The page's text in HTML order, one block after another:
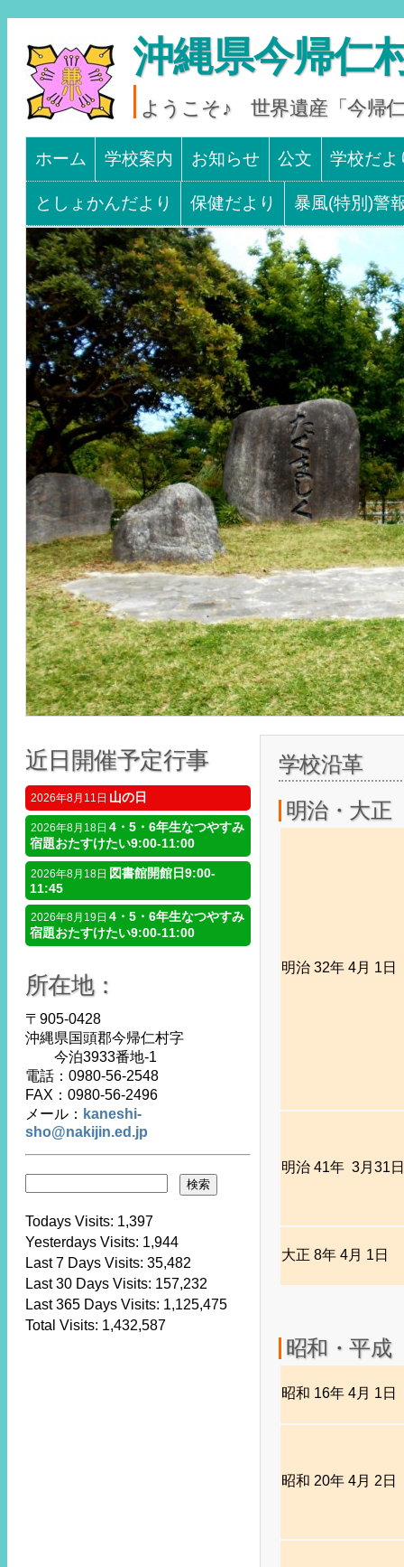
沖縄県今帰仁
ようこそ♪ 世界遺産「今帰
Main menu
SKIP TO CONTENT
ホーム 学校案内 お知らせ 公文 学校だよ
としょかんだより 保健だより 暴風(特別)警
学校沿革
明治・大正
明治 32年 4月 1日
明治 41年 3月31日
大正 8年 4月 1日
昭和・平成
昭和 16年 4月 1日
昭和 20年 4月 2日
近日開催予定行事
2026年8月11日 山の日
2026年8月18日 4・5・6年生なつやすみ
宿題おたすけたい9:00-11:00
2026年8月18日 図書館開館日9:00-
11:45
2026年8月19日 4・5・6年生なつやすみ
宿題おたすけたい9:00-11:00
所在地：
〒905-0428
沖縄県国頭郡今帰仁村字
今泊3933番地-1
電話：0980-56-2548
FAX：0980-56-2496
メール： kaneshi-
sho@nakijin.ed.jp
Todays Visits: 1,397
Yesterdays Visits: 1,944
Last 7 Days Visits: 35,482
Last 30 Days Visits: 157,232
Last 365 Days Visits: 1,125,475
Total Visits: 1,432,587